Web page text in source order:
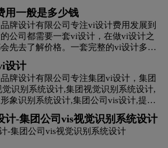
内的,应用部分就是对外的, vi设计的应用
是以实用性为根据,对方案进行有效的
部分的主要内容比较复杂,涉及到非常多
率统计相关的内容,但是特色还是非常
用一般是多少钱
牌设计有限公司专注vi设计费用发展到
公司都需要一套vi设计，在做vi设计之
先去了解价格。一套完整的vi设计多少
上并没有固定的价格。因为企业vi整套设
受到很多因素的影响，想知道价格，就
影响因素。
设计
牌设计有限公司专注集团vi设计，集团
觉识别系统设计,集团视觉识别系统设计,
象识别系统设计,集团公司vis设计,提供
,提供专业vi设计,集团vi设计,品牌vi设
设计,精美vis设计等集团vi设计服务。
计-集团公司vis视觉识别系统设计
-集团公司vis视觉识别系统设计